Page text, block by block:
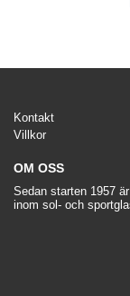
Kontakt
Villkor
OM OSS
Sedan starten 1957
inom sol- och